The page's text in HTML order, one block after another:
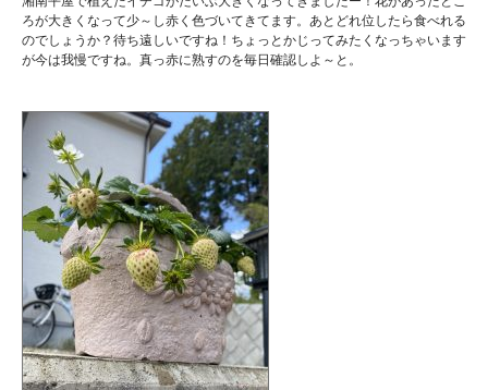
ろが大きくなって少～し赤く色づいてきてます。あとどれ位したら食べれる
のでしょうか？待ち遠しいですね！ちょっとかじってみたくなっちゃいます
が今は我慢ですね。真っ赤に熟すのを毎日確認しよ～と。